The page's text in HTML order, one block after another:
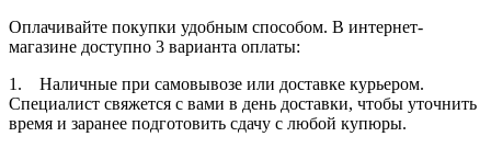
Оплачивайте покупки удобным способом. В интернет-
магазине доступно 3 варианта оплаты:
1. Наличные при самовывозе или доставке курьером.
Специалист свяжется с вами в день доставки, чтобы уточнить
время и заранее подготовить сдачу с любой купюры.